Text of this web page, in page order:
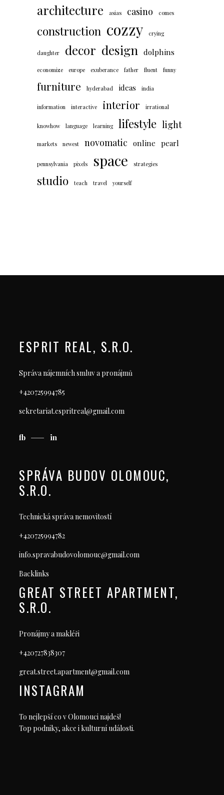
architecture asias casino comes
construction cozzy crying
daughter decor design dolphins
economize europe exuberance father fluent funny
furniture hyderabad ideas india
information interactive interior irrational
knowhow language learning lifestyle light
markets newest novomatic online pearl
pennsylvania pixels space strategies
studio teach travel yourself
ESPRIT REAL, S.R.O.
Správa nájemních smluv a pronájmů
+420725994785
sekretariat.espritreal@gmail.com
fb in
SPRÁVA BUDOV OLOMOUC,
S.R.O.
Technická správa nemovitostí
+420725994782
info.spravabudovolomouc@gmail.com
Backlinks
GREAT STREET APARTMENT,
S.R.O.
Pronájmy a makléři
+420727838307
great.street.apartment@gmail.com
INSTAGRAM
To nejlepší co v Olomouci najdeš!
Top podniky, akce i kulturní události.